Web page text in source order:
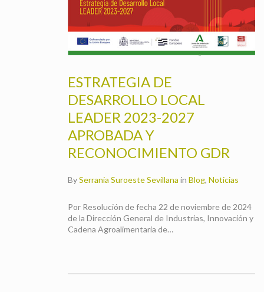
ESTRATEGIA DE
DESARROLLO LOCAL
LEADER 2023-2027
APROBADA Y
RECONOCIMIENTO GDR
BySerrania Suroeste Sevillana in Blog, Noticias
Por Resolución de fecha 22 de noviembre de 2024
de la Dirección General de Industrias, Innovación y
Cadena Agroalimentaria de…